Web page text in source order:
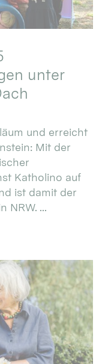
unter
und erreicht
Mit der
Katholino auf
ist damit der
NRW. ...